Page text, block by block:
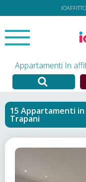
Appartamenti In
Appartamenti
Trapani